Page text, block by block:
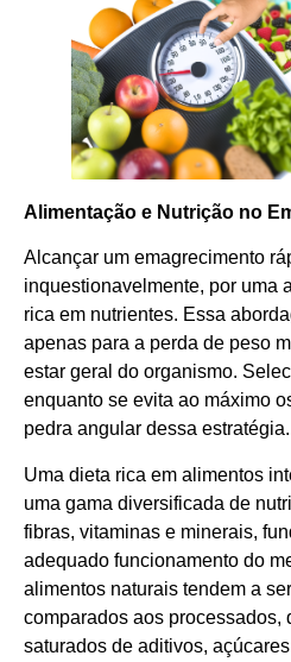
Alimentação e Nutrição no
Alcançar um emagrecimento
inquestionavelmente, por uma
rica em nutrientes. Essa
apenas para a perda de peso
estar geral do organismo.
enquanto se evita ao máximo
pedra angular dessa estratégia.
Uma dieta rica em alimentos
uma gama diversificada de
fibras, vitaminas e minerais,
adequado funcionamento do
alimentos naturais tendem a
comparados aos processados,
saturados de aditivos,